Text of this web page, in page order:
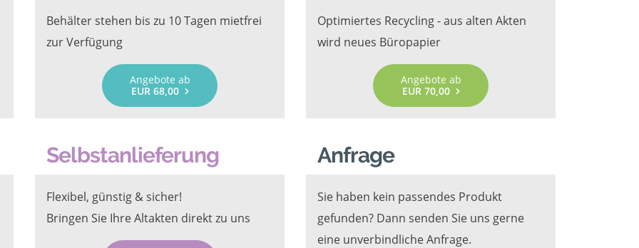
Behälter stehen bis zu 10 Tagen mietfrei
zur Verfügung
Angebote ab
EUR 68,00
Optimiertes Recycling - aus alten Akten
wird neues Büropapier
Angebote ab
EUR 70,00
Selbstanlieferung
Flexibel, günstig & sicher!
Bringen Sie Ihre Altakten direkt zu uns
Anfrage
Sie haben kein passendes Produkt
gefunden? Dann senden Sie uns gerne
eine unverbindliche Anfrage.